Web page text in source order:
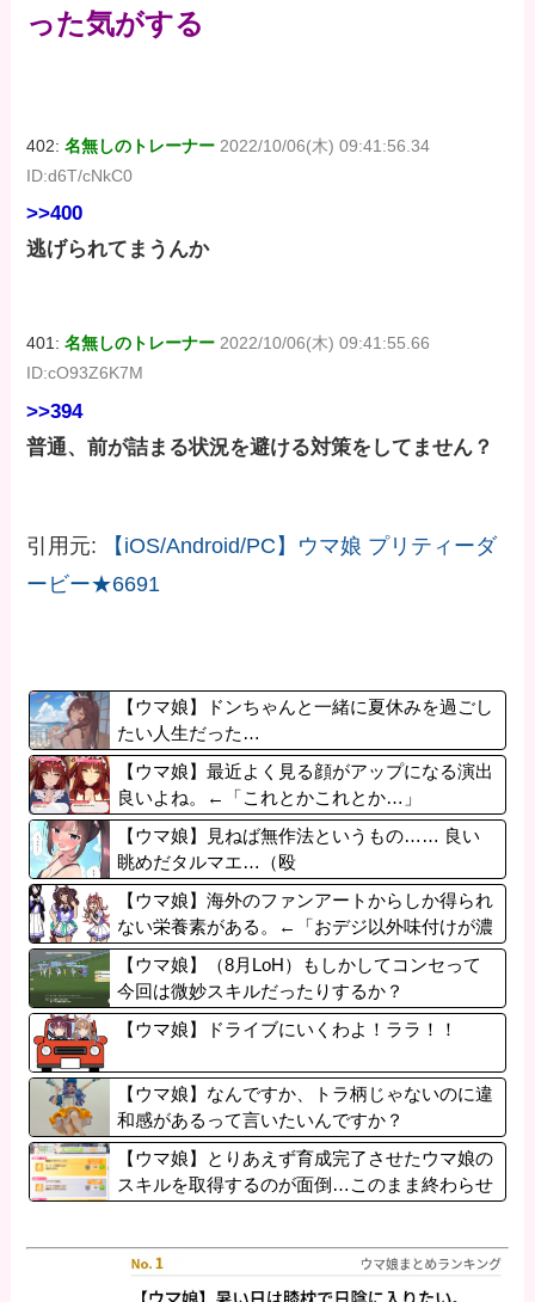
った気がする
402:名無しのトレーナー 2022/10/06(木) 09:41:56.34
ID:d6T/cNkC0
>>400
逃げられてまうんか
401:名無しのトレーナー 2022/10/06(木) 09:41:55.66
ID:cO93Z6K7M
>>394
普通、前が詰まる状況を避ける対策をしてません？
引用元:
【iOS/Android/PC】ウマ娘 プリティーダ
ービー★6691
【ウマ娘】ドンちゃんと一緒に夏休みを過ごし
たい人生だった…
【ウマ娘】最近よく見る顔がアップになる演出
良いよね。←「これとかこれとか…」
【ウマ娘】見ねば無作法というもの…… 良い
眺めだタルマエ…（殴
【ウマ娘】海外のファンアートからしか得られ
ない栄養素がある。←「おデジ以外味付けが濃
いな…」
【ウマ娘】（8月LoH）もしかしてコンセって
今回は微妙スキルだったりするか？
【ウマ娘】ドライブにいくわよ！ララ！！
【ウマ娘】なんですか、トラ柄じゃないのに違
和感があるって言いたいんですか？
【ウマ娘】とりあえず育成完了させたウマ娘の
スキルを取得するのが面倒…このまま終わらせ